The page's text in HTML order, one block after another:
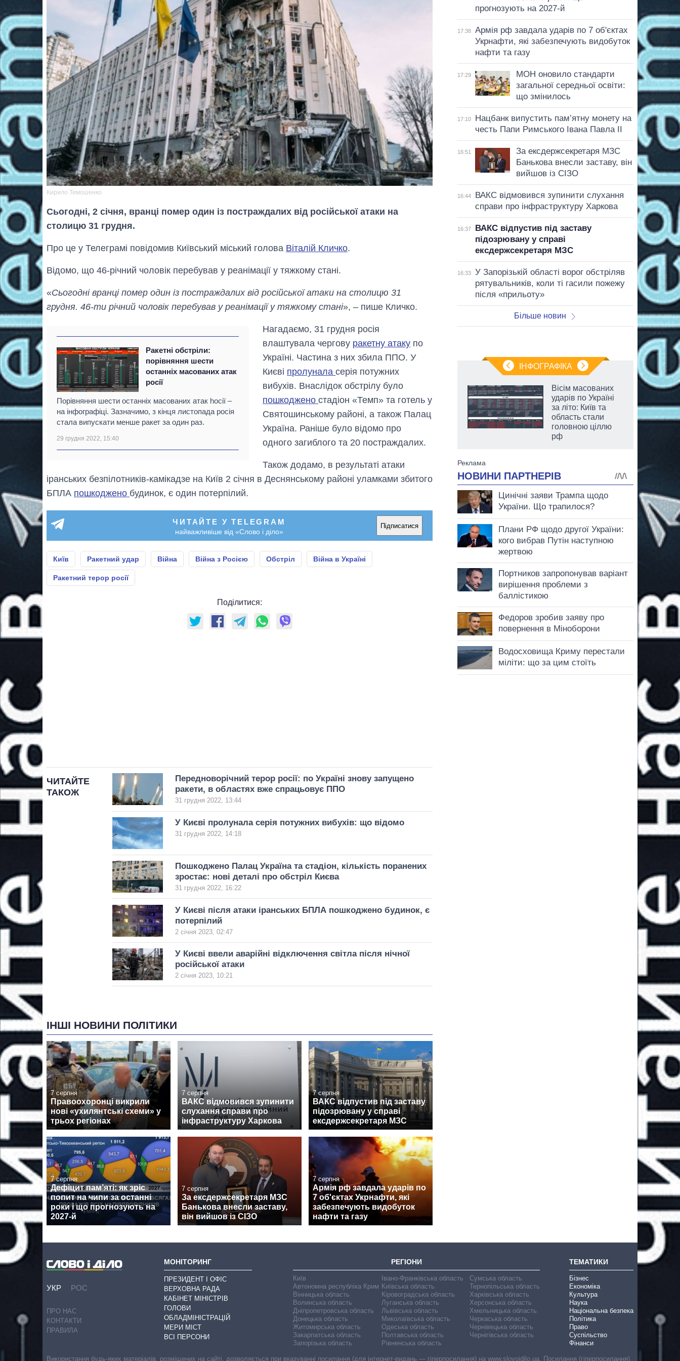
Кирило Тимошенко
Сьогодні, 2 січня, вранці помер один із постраждалих від російської атаки на
столицю 31 грудня.
Про це у Телеграмі повідомив Київський міський голова Віталій Кличко.
Відомо, що 46-річний чоловік перебував у реанімації у тяжкому стані.
«Сьогодні вранці помер один із постраждалих від російської атаки на столицю 31
грудня. 46-ти річний чоловік перебував у реанімації у тяжкому стані», – пише Кличко.
Ракетні обстріли:
порівняння шести
останніх масованих атак
росії
Порівняння шести останніх масованих атак hосії –
на інфографіці. Зазначимо, з кінця листопада росія
стала випускати менше ракет за один раз.
29 грудня 2022, 15:40
Нагадаємо, 31 грудня росія
влаштувала чергову ракетну атаку по
Україні. Частина з них збила ППО. У
Києві пролуналасерія потужних
вибухів. Внаслідок обстрілу було
пошкодженостадіон «Темп» та готель у
Святошинському районі, а також Палац
Україна. Раніше було відомо про
одного загиблого та 20 постраждалих.
Також додамо, в результаті атаки
іранських безпілотників-камікадзе на Київ 2 січня в Деснянському районі уламками збитого
БПЛА пошкоджено будинок, є один потерпілий.
ЧИТАЙТЕ У TELEGRAM
найважливіше від «Слово і діло»
Підписатися
Київ Ракетний удар Війна Війна з Росією Обстріл Війна в Україні
Ракетний терор росії
Поділитися:
ЧИТАЙТЕ
ТАКОЖ
Передноворічний терор росії: по Україні знову запущено
ракети, в областях вже спрацьовує ППО
31 грудня 2022, 13:44
У Києві пролунала серія потужних вибухів: що відомо
31 грудня 2022, 14:18
Пошкоджено Палац Україна та стадіон, кількість поранених
зростає: нові деталі про обстріл Києва
31 грудня 2022, 16:22
У Києві після атаки іранських БПЛА пошкоджено будинок, є
потерпілий
2 січня 2023, 02:47
У Києві ввели аварійні відключення світла після нічної
російської атаки
2 січня 2023, 10:21
ІНШІ НОВИНИ ПОЛІТИКИ
7 серпня
Правоохоронці викрили
нові «ухилянтські схеми» у
трьох регіонах
7 серпня
ВАКС відмовився зупинити
слухання справи про
інфраструктуру Харкова
7 серпня
ВАКС відпустив під заставу
підозрювану у справі
ексдержсекретаря МЗС
7 серпня
Дефіцит пам’яті: як зріс
попит на чипи за останні
роки і що прогнозують на
2027-й
7 серпня
За ексдержсекретаря МЗС
Банькова внесли заставу,
він вийшов із СІЗО
7 серпня
Армія рф завдала ударів по
7 об'єктах Укрнафти, які
забезпечують видобуток
нафти та газу
прогнозують на 2027-й
17:38
Армія рф завдала ударів по 7 об'єктах
Укрнафти, які забезпечують видобуток
нафти та газу
17:29
МОН оновило стандарти
загальної середньої освіти:
що змінилось
17:10
Нацбанк випустить пам’ятну монету на
честь Папи Римського Івана Павла II
16:51
За ексдержсекретаря МЗС
Банькова внесли заставу, він
вийшов із СІЗО
16:44
ВАКС відмовився зупинити слухання
справи про інфраструктуру Харкова
16:37
ВАКС відпустив під заставу
підозрювану у справі
ексдержсекретаря МЗС
16:33
У Запорізькій області ворог обстріляв
рятувальників, коли ті гасили пожежу
після «прильоту»
Більше новин
ІНФОГРАФІКА
Скільки картоплі
вирощували в
Україні до і під час
великої війни
Вісім масованих
ударів по Україні
за літо: Київ та
область стали
головною ціллю
рф
УКР РОС
ПРО НАС
КОНТАКТИ
ПРАВИЛА
МОНІТОРИНГ
ПРЕЗИДЕНТ І ОФІС
ВЕРХОВНА РАДА
КАБІНЕТ МІНІСТРІВ
ГОЛОВИ
ОБЛАДМІНІСТРАЦІЙ
МЕРИ МІСТ
ВСІ ПЕРСОНИ
РЕГІОНИ
Київ
Автономна республіка Крим
Вінницька область
Волинська область
Дніпропетровська область
Донецька область
Житомирська область
Закарпатська область
Запорізька область
Івано-Франківська область
Київська область
Кіровоградська область
Луганська область
Львівська область
Миколаївська область
Одеська область
Полтавська область
Рівненська область
Сумська область
Тернопільська область
Харківська область
Херсонська область
Хмельницька область
Черкаська область
Чернівецька область
Чернігівська область
ТЕМАТИКИ
Бізнес
Економіка
Культура
Наука
Національна безпека
Політика
Право
Суспільство
Фінанси
Використання будь-яких матеріалів, розміщених на сайті, дозволяється при вказуванні посилання (для інтернет-видань — гіперпосилання) на www.slovoidilo.ua. Посилання (гіперпосилання)